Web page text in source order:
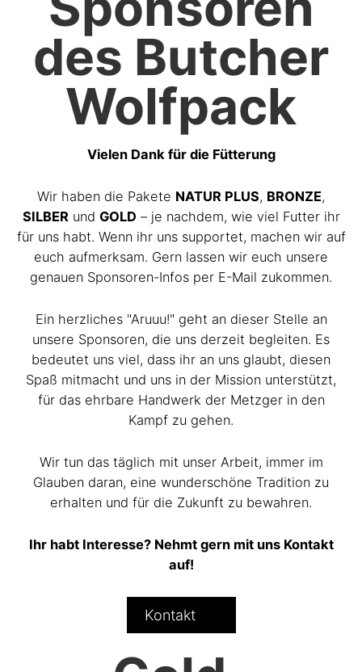
des Butcher
Wolfpack
Vielen Dank für die Fütterung
Wir haben die Pakete NATUR PLUS, BRONZE,
SILBERund GOLD – je nachdem, wie viel Futter ihr
für uns habt. Wenn ihr uns supportet, machen wir auf
euch aufmerksam. Gern lassen wir euch unsere
genauen Sponsoren-Infos per E-Mail zukommen.
Ein herzliches "Aruuu!" geht an dieser Stelle an
unsere Sponsoren, die uns derzeit begleiten. Es
bedeutet uns viel, dass ihr an uns glaubt, diesen
Spaß mitmacht und uns in der Mission unterstützt,
für das ehrbare Handwerk der Metzger in den
Kampf zu gehen.
Wir tun das täglich mit unser Arbeit, immer im
Glauben daran, eine wunderschöne Tradition zu
erhalten und für die Zukunft zu bewahren.
Ihr habt Interesse? Nehmt gern mit uns Kontakt
auf!
Kontakt